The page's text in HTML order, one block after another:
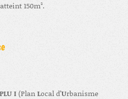
150m².
PLU I(PlanLocal d’Urbanisme